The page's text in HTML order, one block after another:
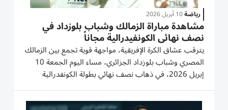
رياضة10 أبريل 2026
مشاهدة مباراة الزمالك وشباب بلوزداد في
نصف نهائي الكونفيدرالية مجاناً
يترقب عشاق الكرة الإفريقية، مواجهة قوية تجمع بين الزمالك
المصري وشباب بلوزداد الجزائري، مساء اليوم الجمعة 10
إبريل 2026، في ذهاب نصف نهائي بطولة الكونفدرالية
الإفريقية 2025-2026، في ملعب نيلسون مانديلا بالجزائر.
تحمل المباراة طابعاً خاصاً، حيث يسعى الزمالك للخروج